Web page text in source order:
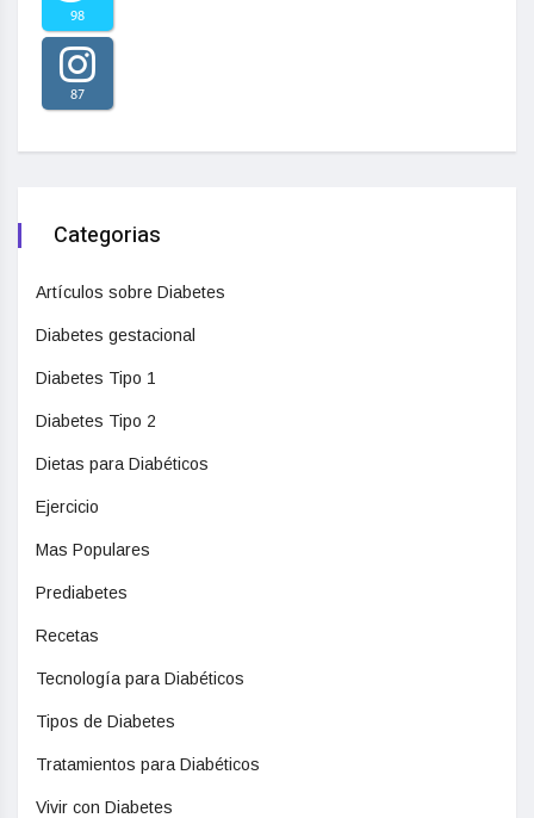
98
87
Categorias
Artículos sobre Diabetes
Diabetes gestacional
Diabetes Tipo 1
Diabetes Tipo 2
Dietas para Diabéticos
Ejercicio
Mas Populares
Prediabetes
Recetas
Tecnología para Diabéticos
Tipos de Diabetes
Tratamientos para Diabéticos
Vivir con Diabetes